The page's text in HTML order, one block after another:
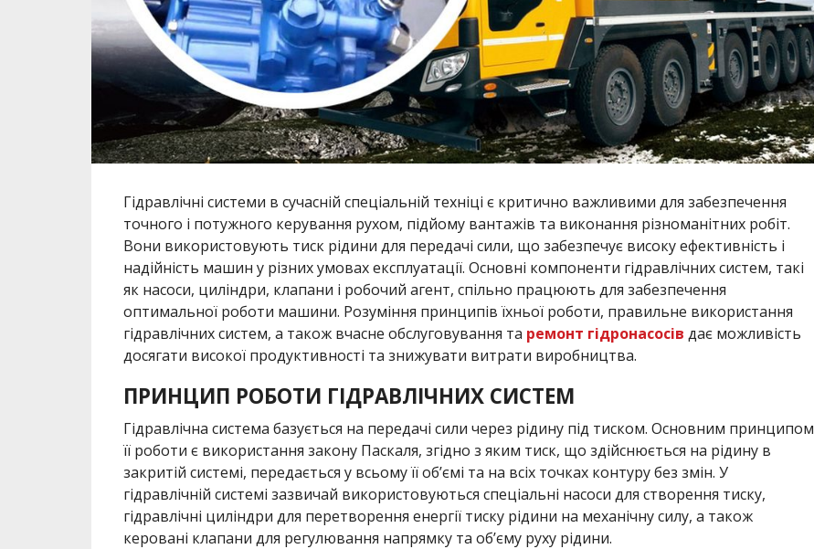
Гідравлічні системи в сучасній спеціальній техніці є критично важливими для забезпечення
точного і потужного керування рухом, підйому вантажів та виконання різноманітних робіт.
Вони використовують тиск рідини для передачі сили, що забезпечує високу ефективність і
надійність машин у різних умовах експлуатації. Основні компоненти гідравлічних систем, такі
як насоси, циліндри, клапани і робочий агент, спільно працюють для забезпечення
оптимальної роботи машини. Розуміння принципів їхньої роботи, правильне використання
гідравлічних систем, а також вчасне обслуговування та ремонт гідронасосів дає можливість
досягати високої продуктивності та знижувати витрати виробництва.
ПРИНЦИП РОБОТИ ГІДРАВЛІЧНИХ СИСТЕМ
Гідравлічна система базується на передачі сили через рідину під тиском. Основним принципом
її роботи є використання закону Паскаля, згідно з яким тиск, що здійснюється на рідину в
закритій системі, передається у всьому її об’ємі та на всіх точках контуру без змін. У
гідравлічній системі зазвичай використовуються спеціальні насоси для створення тиску,
гідравлічні циліндри для перетворення енергії тиску рідини на механічну силу, а також
керовані клапани для регулювання напрямку та об’єму руху рідини.